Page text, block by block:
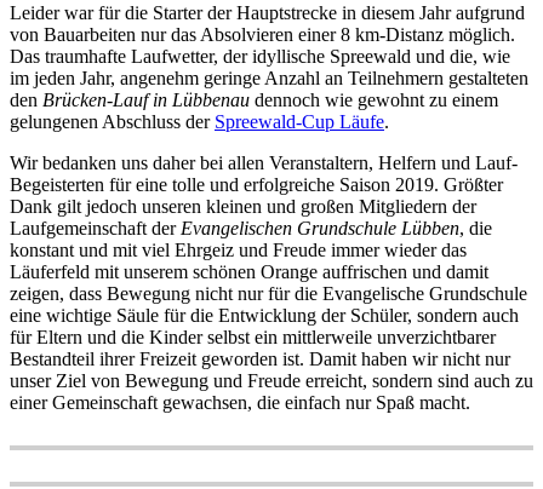
Leider war für die Starter der Hauptstrecke in diesem Jahr aufgrund
von Bauarbeiten nur das Absolvieren einer 8 km-Distanz möglich.
Das traumhafte Laufwetter, der idyllische Spreewald und die, wie
im jeden Jahr, angenehm geringe Anzahl an Teilnehmern gestalteten
den Brücken-Lauf in Lübbenau dennoch wie gewohnt zu einem
gelungenen Abschluss der Spreewald-Cup Läufe.
Wir bedanken uns daher bei allen Veranstaltern, Helfern und Lauf-
Begeisterten für eine tolle und erfolgreiche Saison 2019. Größter
Dank gilt jedoch unseren kleinen und großen Mitgliedern der
Laufgemeinschaft der Evangelischen Grundschule Lübben, die
konstant und mit viel Ehrgeiz und Freude immer wieder das
Läuferfeld mit unserem schönen Orange auffrischen und damit
zeigen, dass Bewegung nicht nur für die Evangelische Grundschule
eine wichtige Säule für die Entwicklung der Schüler, sondern auch
für Eltern und die Kinder selbst ein mittlerweile unverzichtbarer
Bestandteil ihrer Freizeit geworden ist. Damit haben wir nicht nur
unser Ziel von Bewegung und Freude erreicht, sondern sind auch zu
einer Gemeinschaft gewachsen, die einfach nur Spaß macht.